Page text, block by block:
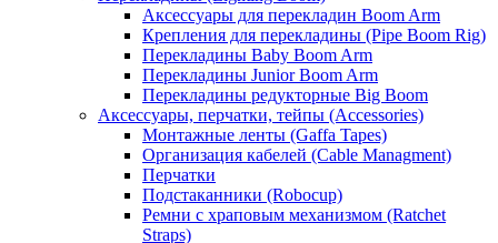
Аксессуары для перекладин Boom Arm
Крепления для перекладины (Pipe Boom Rig)
Перекладины Baby Boom Arm
Перекладины Junior Boom Arm
Перекладины редукторные Big Boom
Аксессуары, перчатки, тейпы (Accessories)
Монтажные ленты (Gaffa Tapes)
Организация кабелей (Cable Managment)
Перчатки
Подстаканники (Robocup)
Ремни с храповым механизмом (Ratchet
Straps)